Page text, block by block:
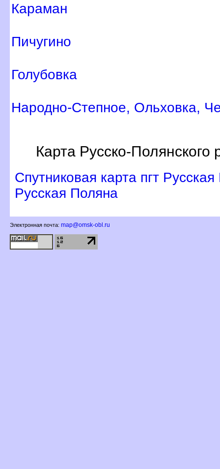
Караман
Пичугино
Голубовка
Народно-Степное, Ольховка,
Карта Русско-
Спутниковая карта пгт
Русская Поляна
Электронная почта: map@omsk-obl.ru